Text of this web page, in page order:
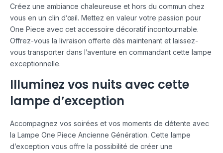
Créez une ambiance chaleureuse et hors du commun chez
vous en un clin d’œil. Mettez en valeur votre passion pour
One Piece avec cet accessoire décoratif incontournable.
Offrez-vous la livraison offerte dès maintenant et laissez-
vous transporter dans l’aventure en commandant cette lampe
exceptionnelle.
Illuminez vos nuits avec cette
lampe d’exception
Accompagnez vos soirées et vos moments de détente avec
la Lampe One Piece Ancienne Génération. Cette lampe
d’exception vous offre la possibilité de créer une